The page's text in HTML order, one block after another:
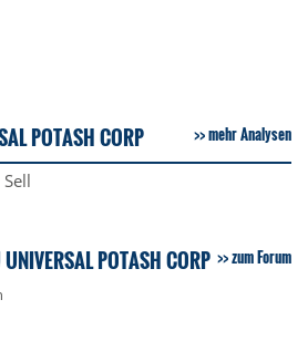
POTASH CORP mehr Analysen
Sell
POTASH CORP zum Forum